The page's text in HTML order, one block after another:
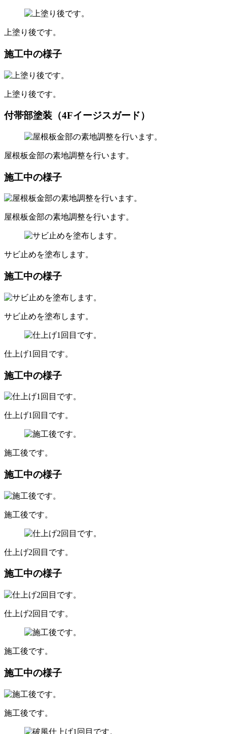
上塗り後です。
施工中の様子
上塗り後です。
付帯部塗装（4Fイージスガード）
屋根板金部の素地調整を行います。
施工中の様子
屋根板金部の素地調整を行います。
サビ止めを塗布します。
施工中の様子
サビ止めを塗布します。
仕上げ1回目です。
施工中の様子
仕上げ1回目です。
施工後です。
施工中の様子
施工後です。
仕上げ2回目です。
施工中の様子
仕上げ2回目です。
施工後です。
施工中の様子
施工後です。